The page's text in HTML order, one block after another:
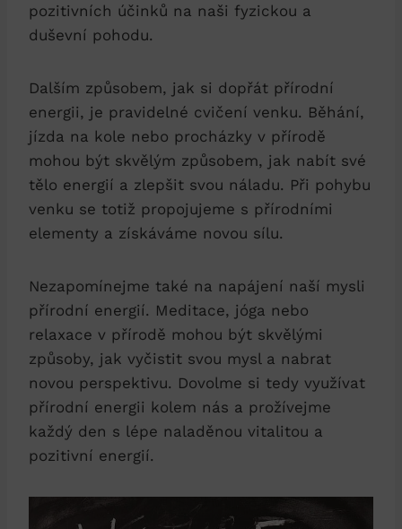
pozitivních účinků na naši fyzickou a
duševní pohodu.
Dalším způsobem, jak si dopřát přírodní
energii, je pravidelné cvičení venku. Běhání,
jízda na kole nebo procházky v přírodě
mohou být skvělým způsobem, jak nabít své
tělo energií a zlepšit svou náladu. Při pohybu
venku se totiž propojujeme s přírodními
elementy a získáváme novou sílu.
Nezapomínejme také na napájení naší mysli
přírodní energií. Meditace, jóga nebo
relaxace v přírodě mohou být skvělými
způsoby, jak vyčistit svou mysl a nabrat
novou perspektivu. Dovolme si tedy využívat
přírodní energii kolem nás a prožívejme
každý den s lépe naladěnou vitalitou a
pozitivní energií.